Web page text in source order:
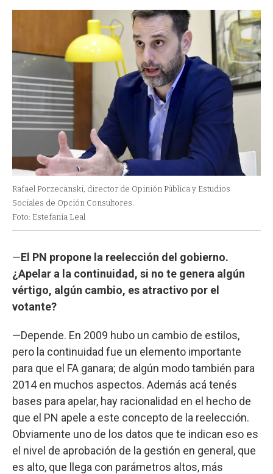
Rafael Porzecanski, director de Opinión Pública y Estudios
Sociales de Opción Consultores.
Foto: Estefanía Leal
—El PN propone la reelección del gobierno.
¿Apelar a la continuidad, si no te genera algún
vértigo, algún cambio, es atractivo por el
votante?
—Depende. En 2009 hubo un cambio de estilos,
pero la continuidad fue un elemento importante
para que el FA ganara; de algún modo también para
2014 en muchos aspectos. Además acá tenés
bases para apelar, hay racionalidad en el hecho de
que el PN apele a este concepto de la reelección.
Obviamente uno de los datos que te indican eso es
el nivel de aprobación de la gestión en general, que
es alto, que llega con parámetros altos, más